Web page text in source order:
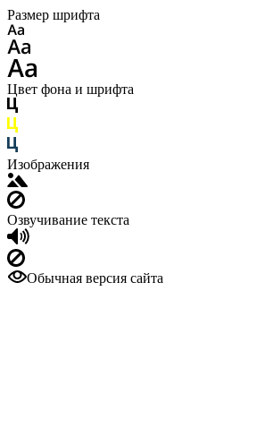
Размер шрифта
Цвет фона и шрифта
Изображения
Озвучивание текста
Обычная версия сайта